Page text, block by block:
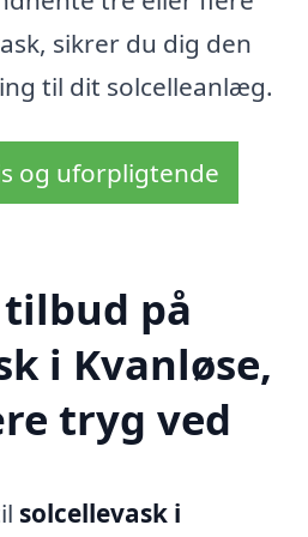
sikrer du dig den
til dit solcelleanlæg.
og uforpligtende
tilbud på
i Kvanløse,
tryg ved
solcellevask i